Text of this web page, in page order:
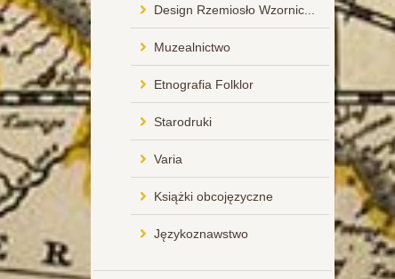
Design Rzemiosło Wzornic...
Muzealnictwo
Etnografia Folklor
Starodruki
Varia
Książki obcojęzyczne
Językoznawstwo